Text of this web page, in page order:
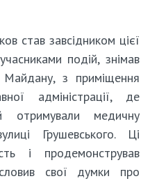
став завсідником цієї
подій, знімав
Майдану, з приміщення
адміністрації, де
отримували медичну
Грушевського. Ці
і продемонстрував
свої думки про